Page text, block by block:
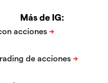
Más de IG: